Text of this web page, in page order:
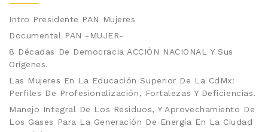
Intro Presidente PAN Mujeres
Documental PAN -MUJER-
8 Décadas De Democracia ACCIÓN NACIONAL Y Sus
Orígenes.
Las Mujeres En La Educación Superior De La CdMx:
Perfiles De Profesionalización, Fortalezas Y Deficiencias.
Manejo Integral De Los Residuos, Y Aprovechamiento De
Los Gases Para La Generación De Energía En La Ciudad